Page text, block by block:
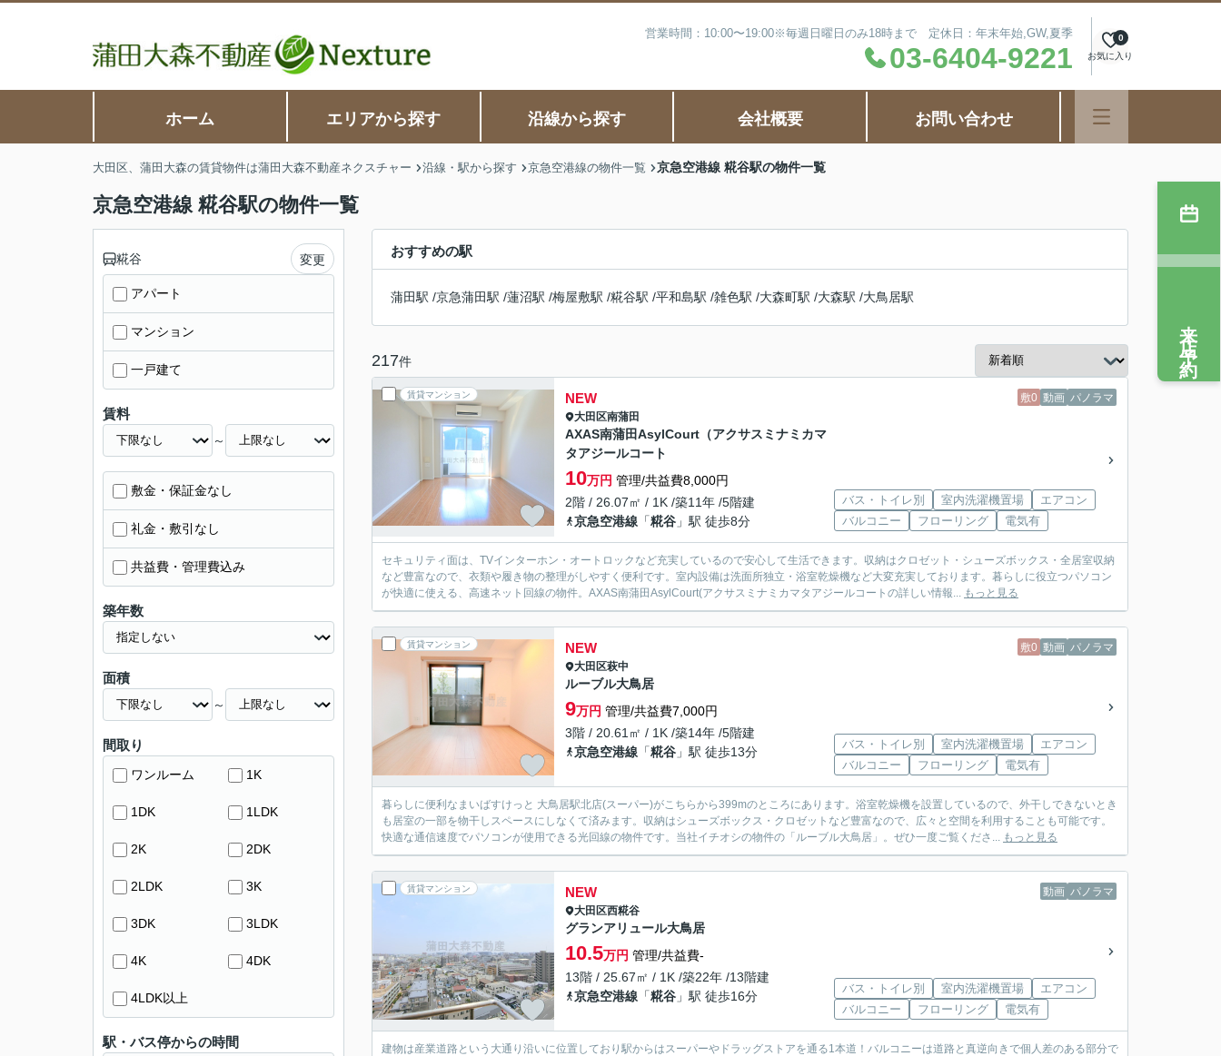
営業時間：10:00〜19:00※毎週日曜日のみ18時まで 定休日：年末年始,GW,夏季
03-6404-9221 お気に入り
0
ホーム エリアから探す 沿線から探す 会社概要 お問い合わせ
大田区、蒲田大森の賃貸物件は蒲田大森不動産ネクスチャー 沿線・駅から探す 京急空港線の物件一覧 京急空港線 糀谷駅の物件一覧
京急空港線 糀谷駅の物件一覧
おすすめの駅
蒲田駅 /京急蒲田駅 /蓮沼駅 /梅屋敷駅 /糀谷駅 /平和島駅 /雑色駅 /大森町駅 /大森駅 /大鳥居駅
217件
賃貸マンション 敷0 動画 パノラマ
NEW
大田区南蒲田
AXAS南蒲田AsylCourt（アクサスミナミカマ
タアジールコート
10万円 管理/共益費8,000円
2階 / 26.07㎡ / 1K /築11年 /5階建
京急空港線 「糀谷 」駅 徒歩8分
バス・トイレ別 室内洗濯機置場
エアコン
バルコニー
フローリング 電気有
セキュリティ面は、TVインターホン・オートロックなど充実しているので安心して生活できます。収納はクロゼット・シューズボックス・全居室収納
など豊富なので、衣類や履き物の整理がしやすく便利です。室内設備は洗面所独立・浴室乾燥機など大変充実しております。暮らしに役立つパソコン
が快適に使える、高速ネット回線の物件。AXAS南蒲田AsylCourt(アクサスミナミカマタアジールコートの詳しい情報... もっと見る
賃貸マンション 敷0 動画 パノラマ
NEW
大田区萩中
ルーブル大鳥居
9万円 管理/共益費7,000円
3階 / 20.61㎡ / 1K /築14年 /5階建
京急空港線 「糀谷 」駅 徒歩13分
バス・トイレ別 室内洗濯機置場
エアコン
バルコニー
フローリング 電気有
暮らしに便利なまいばすけっと 大鳥居駅北店(スーパー)がこちらから399mのところにあります。浴室乾燥機を設置しているので、外干しできないとき
も居室の一部を物干しスペースにしなくて済みます。収納はシューズボックス・クロゼットなど豊富なので、広々と空間を利用することも可能です。
快適な通信速度でパソコンが使用できる光回線の物件です。当社イチオシの物件の「ルーブル大鳥居」。ぜひ一度ご覧くださ... もっと見る
賃貸マンション 動画 パノラマ
NEW
大田区西糀谷
グランアリュール大鳥居
10.5万円 管理/共益費-
13階 / 25.67㎡ / 1K /築22年 /13階建
京急空港線 「糀谷 」駅 徒歩16分
バス・トイレ別 室内洗濯機置場
エアコン
バルコニー
フローリング 電気有
建物は産業道路という大通り沿いに位置しており駅からはスーパーやドラッグストアを通る1本道！バルコニーは道路と真逆向きで個人差のある部分で
糀谷 変更
アパート
マンション
一戸建て
賃料
～
敷金・保証金なし
礼金・敷引なし
共益費・管理費込み
築年数
面積
～
間取り
ワンルーム 1K
1DK 1LDK
2K 2DK
2LDK 3K
3DK 3LDK
4K 4DK
4LDK以上
駅・バス停からの時間
来店予約